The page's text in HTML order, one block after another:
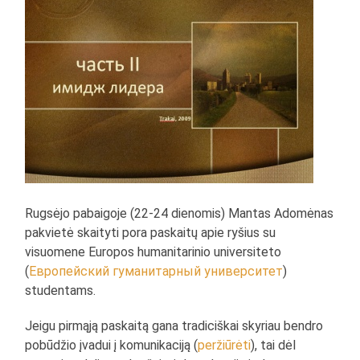
Rugsėjo pabaigoje (22-24 dienomis) Mantas Adomėnas
pakvietė skaityti pora paskaitų apie ryšius su
visuomene Europos humanitarinio universiteto
(Европейский гуманитарный университет)
studentams.
Jeigu pirmąją paskaitą gana tradiciškai skyriau bendro
pobūdžio įvadui į komunikaciją (peržiūrėti), tai dėl